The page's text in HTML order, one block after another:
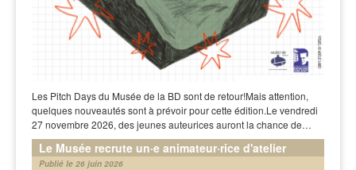
Les Pitch Days du Musée de la BD sont de retour!Mais attention,
quelques nouveautés sont à prévoir pour cette édition.Le vendredi
27 novembre 2026, des jeunes auteurices auront la chance de…
Le Musée recrute un·e animateur·rice d'atelier
Publié le 26 juin 2026